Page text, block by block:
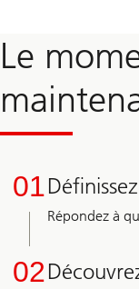
Le
01
Répondez à
02